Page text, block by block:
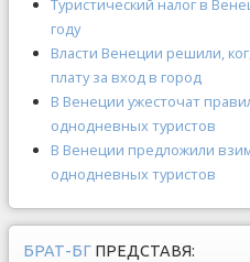
Туристический налог в
году
Власти Венеции решили,
плату за вход в город
В Венеции ужесточат
однодневных туристов
В Венеции предложили
однодневных туристов
БРАТ-БГ ПРЕДСТАВЯ: